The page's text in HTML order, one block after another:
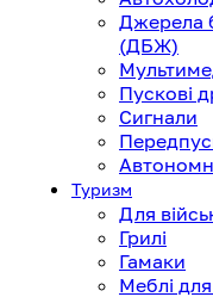
Джерела
(ДБЖ)
Пускові
Сигнали
Туризм
Для
Грилі
Гамаки
Меблі